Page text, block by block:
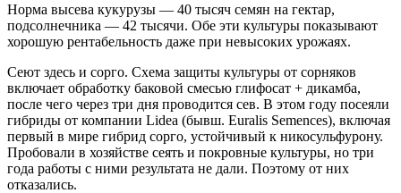
Норма высева кукурузы — 40 тысяч семян на гектар,
подсолнечника — 42 тысячи. Обе эти культуры показывают
хорошую рентабельность даже при невысоких урожаях.
Сеют здесь и сорго. Схема защиты культуры от сорняков
включает обработку баковой смесью глифосат + дикамба,
после чего через три дня проводится сев. В этом году посеяли
гибриды от компании Lidea (бывш. Euralis Semences), включая
первый в мире гибрид сорго, устойчивый к никосульфурону.
Пробовали в хозяйстве сеять и покровные культуры, но три
года работы с ними результата не дали. Поэтому от них
отказались.